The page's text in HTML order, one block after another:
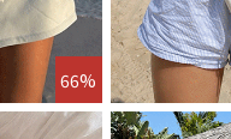
66%